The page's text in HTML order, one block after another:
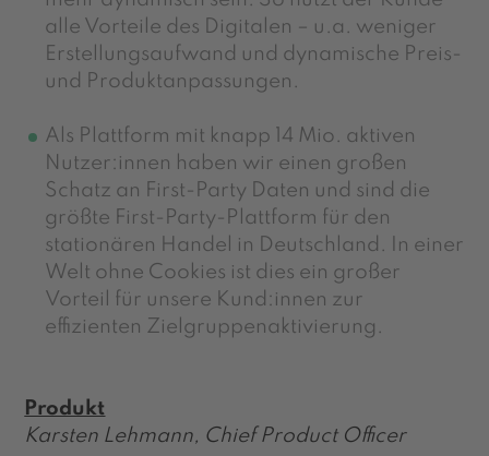
alle Vorteile des Digitalen – u.a. weniger
Erstellungsaufwand und dynamische Preis-
und Produktanpassungen.
Als Plattform mit knapp 14 Mio. aktiven
Nutzer:innen haben wir einen großen
Schatz an First-Party Daten und sind die
größte First-Party-Plattform für den
stationären Handel in Deutschland. In einer
Welt ohne Cookies ist dies ein großer
Vorteil für unsere Kund:innen zur
effizienten Zielgruppenaktivierung.
Produkt
Karsten Lehmann, Chief Product Officer